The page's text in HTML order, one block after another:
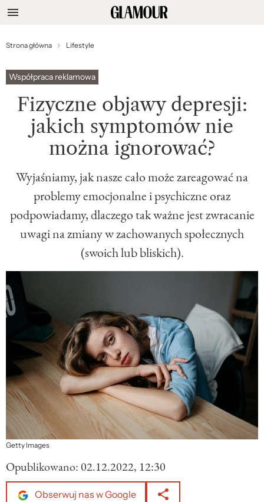
Strona główna Lifestyle
Współpraca reklamowa
Fizyczne objawy depresji:
jakich symptomów nie
można ignorować?
Wyjaśniamy, jak nasze cało może zareagować na
problemy emocjonalne i psychiczne oraz
podpowiadamy, dlaczego tak ważne jest zwracanie
uwagi na zmiany w zachowanych społecznych
(swoich lub bliskich).
Getty Images
Opublikowano: 02.12.2022, 12:30
Obserwuj nas w Google